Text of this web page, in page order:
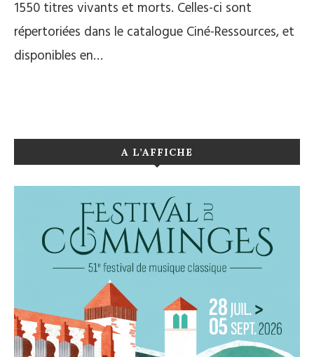
1550 titres vivants et morts. Celles-ci sont
répertoriées dans le catalogue Ciné-Ressources, et
disponibles en…
A L’AFFICHE